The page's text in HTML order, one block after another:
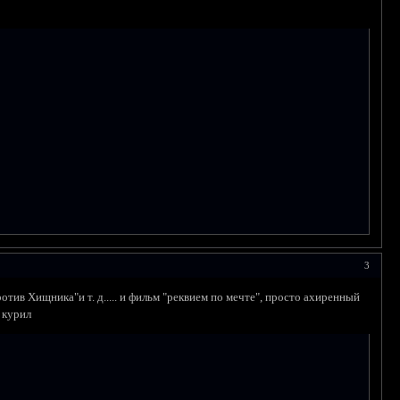
3
Хищника"и т. д..... и фильм "реквием по мечте", просто ахиренный